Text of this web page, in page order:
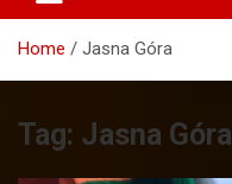
Home Jasna Góra
Tag: Jasna Góra